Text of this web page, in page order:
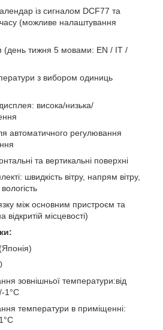
із сигналом DCF77 та
часу (можливе налаштування
(день тижня 5 мовами: EN / IT /
з вибором одиниць
висока/низька/
автоматичного регулювання
та вертикальні поверхні
швидкість вітру, напрям вітру,
між основним пристроєм та
місцевості)
зовнішньої температури:від
1°C
температури в приміщенні: